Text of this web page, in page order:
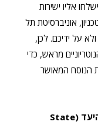
אליו ישירות
אוניברסיטת תל
על ידיכם. לכן,
מראש, כדי
הנוסח המאושר
שלב 3: פנייה למועצת הרישוי במדינת היעד (State